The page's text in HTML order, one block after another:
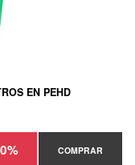
EN PEHD
COMPRAR